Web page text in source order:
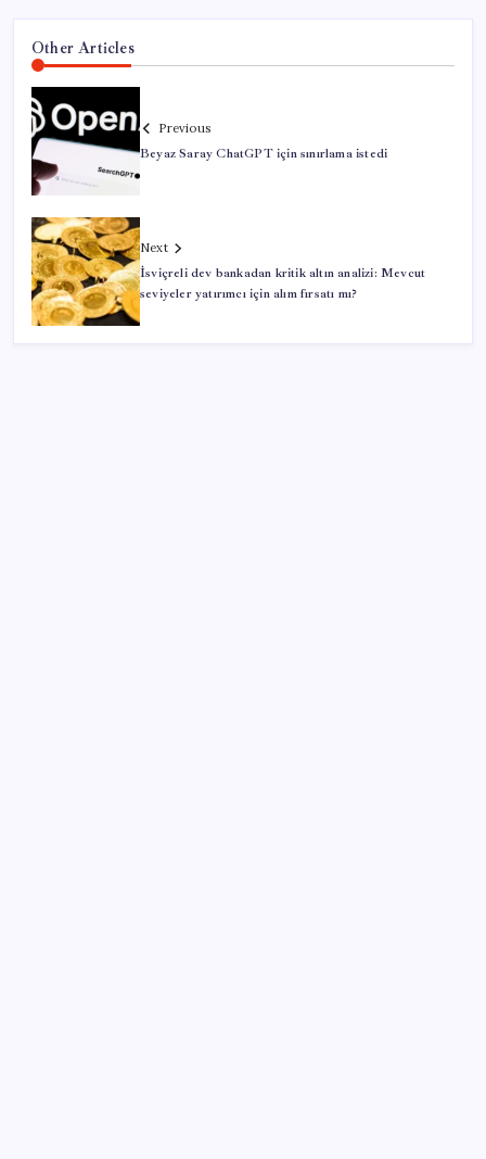
Other Articles
Previous
Beyaz Saray ChatGPT için sınırlama istedi
Next
İsviçreli dev bankadan kritik altın analizi: Mevcut
seviyeler yatırımcı için alım fırsatı mı?